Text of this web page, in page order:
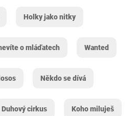
Holky jako nitky
o mláďatech Wanted
Někdo se dívá
Duhový cirkus Koho miluješ